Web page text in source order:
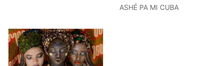
ASHÉ PA MI CUBA